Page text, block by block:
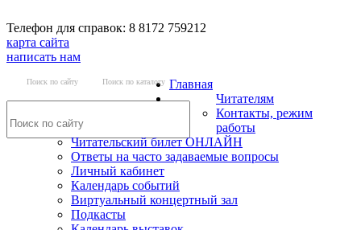
Телефон для справок: 8 8172 759212
карта сайта
написать нам
Поиск по сайту Поиск по каталогу Главная
Читателям
Контакты, режим
работы
Читательский билет ОНЛАЙН
Ответы на часто задаваемые вопросы
Личный кабинет
Календарь событий
Виртуальный концертный зал
Подкасты